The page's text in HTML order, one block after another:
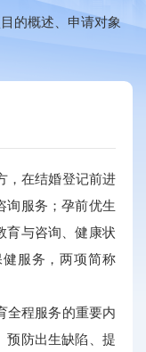
的概述、申请对象
在结婚登记前进
询服务；孕前优生
育与咨询、健康状
服务，两项简称
程服务的重要内
预防出生缺陷、提